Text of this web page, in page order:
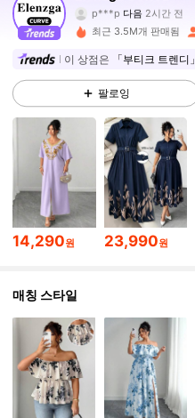
p***p 다음 2시간 전
4.84
651K 팔로워
4.84 651K 팔로워
4.84 651K 팔로워
651K 팔로워
4.84 651K 팔로워
651K 팔로워
최근 3.5M개 판매됨
이 상점은 「부티크 트렌디」
팔로잉
14,290원 23,990원
매칭 스타일